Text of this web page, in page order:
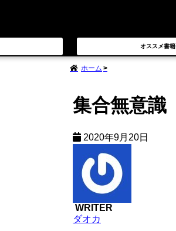
オススメ書籍
ホーム
集合無意識
2020年9月20日
WRITER
ダオカ